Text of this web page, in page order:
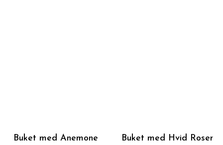
Buket med Anemone Buket med Hvid Roser